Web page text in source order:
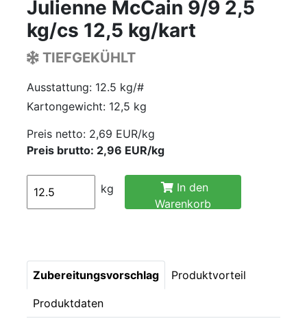
Julienne McCain 9/9 2,5
kg/cs 12,5 kg/kart
TIEFGEKÜHLT
Ausstattung: 12.5 kg/#
Kartongewicht: 12,5 kg
Preis netto: 2,69 EUR/kg
Preis brutto: 2,96 EUR/kg
kg
In den
Warenkorb
Zubereitungsvorschlag Produktvorteil
Produktdaten